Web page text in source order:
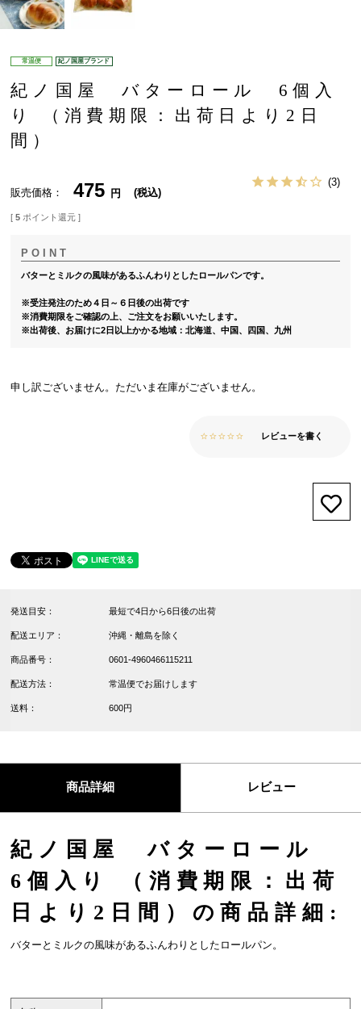
常温便 紀ノ国屋ブランド
紀ノ国屋 バターロール 6個入
り （消費期限：出荷日より2日
間）
販売価格 475 税込
3
[ 5 ポイント還元 ]
バターとミルクの風味があるふんわりとしたロールパンです。
※受注発注のため４日～６日後の出荷です
※消費期限をご確認の上、ご注文をお願いいたします。
※出荷後、お届けに2日以上かかる地域：北海道、中国、四国、九州
申し訳ございません。ただいま在庫がございません。
レビューを書く
発送目安： 最短で4日から6日後の出荷
配送エリア： 沖縄・離島を除く
商品番号： 0601-4960466115211
配送方法： 常温便でお届けします
送料： 600円
商品詳細 レビュー
紀ノ国屋 バターロール
6個入り （消費期限：出荷
日より2日間）の商品詳細:
バターとミルクの風味があるふんわりとしたロールパン。